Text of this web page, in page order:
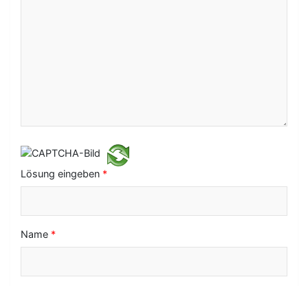
o
n
Lösung eingeben *
Name *